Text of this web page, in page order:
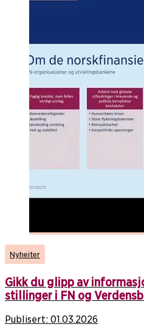
Nyheiter
Gikk du glipp av
stillinger i FN og
Publisert: 01.03.2026